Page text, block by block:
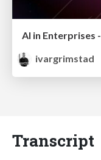
ivargrimstad
Transcript